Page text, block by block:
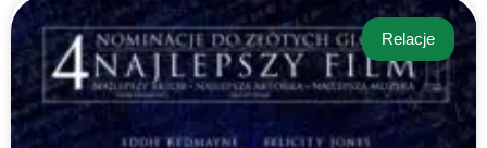
Relacje